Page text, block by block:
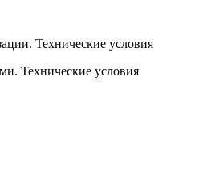
Технические условия
Технические условия